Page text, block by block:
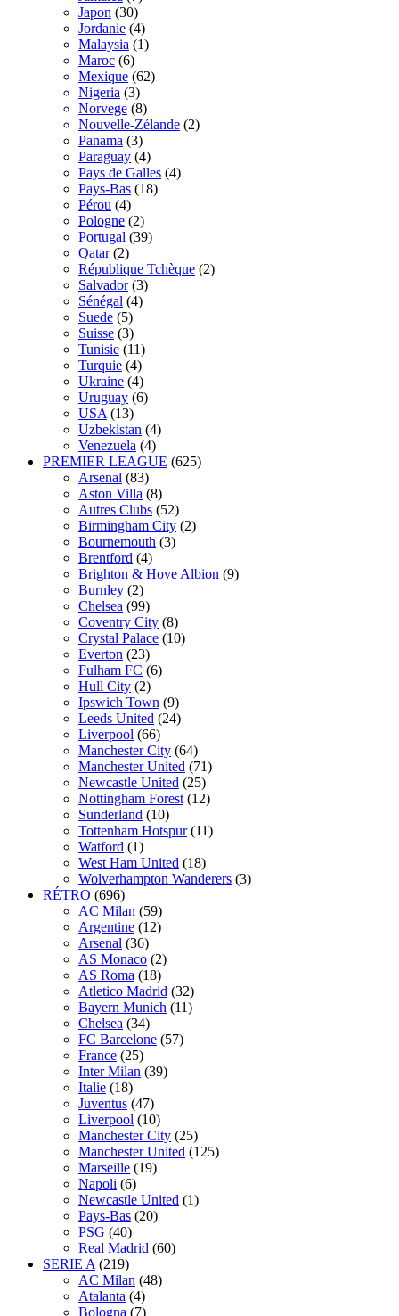
Japon (30)
Jordanie (4)
Malaysia (1)
Maroc (6)
Mexique (62)
Nigeria (3)
Norvege (8)
Nouvelle-Zélande (2)
Panama (3)
Paraguay (4)
Pays de Galles (4)
Pays-Bas (18)
Pérou (4)
Pologne (2)
Portugal (39)
Qatar (2)
République Tchèque (2)
Salvador (3)
Sénégal (4)
Suede (5)
Suisse (3)
Tunisie (11)
Turquie (4)
Ukraine (4)
Uruguay (6)
USA (13)
Uzbekistan (4)
Venezuela (4)
PREMIER LEAGUE (625)
Arsenal (83)
Aston Villa (8)
Autres Clubs (52)
Birmingham City (2)
Bournemouth (3)
Brentford (4)
Brighton & Hove Albion (9)
Burnley (2)
Chelsea (99)
Coventry City (8)
Crystal Palace (10)
Everton (23)
Fulham FC (6)
Hull City (2)
Ipswich Town (9)
Leeds United (24)
Liverpool (66)
Manchester City (64)
Manchester United (71)
Newcastle United (25)
Nottingham Forest (12)
Sunderland (10)
Tottenham Hotspur (11)
Watford (1)
West Ham United (18)
Wolverhampton Wanderers (3)
RÉTRO (696)
AC Milan (59)
Argentine (12)
Arsenal (36)
AS Monaco (2)
AS Roma (18)
Atletico Madrid (32)
Bayern Munich (11)
Chelsea (34)
FC Barcelone (57)
France (25)
Inter Milan (39)
Italie (18)
Juventus (47)
Liverpool (10)
Manchester City (25)
Manchester United (125)
Marseille (19)
Napoli (6)
Newcastle United (1)
Pays-Bas (20)
PSG (40)
Real Madrid (60)
SERIE A (219)
AC Milan (48)
Atalanta (4)
Bologna (7)